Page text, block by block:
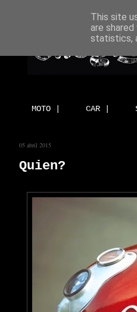
MOTO | CAR |
05 abril 2015
Quien?
This site
are
statistics,